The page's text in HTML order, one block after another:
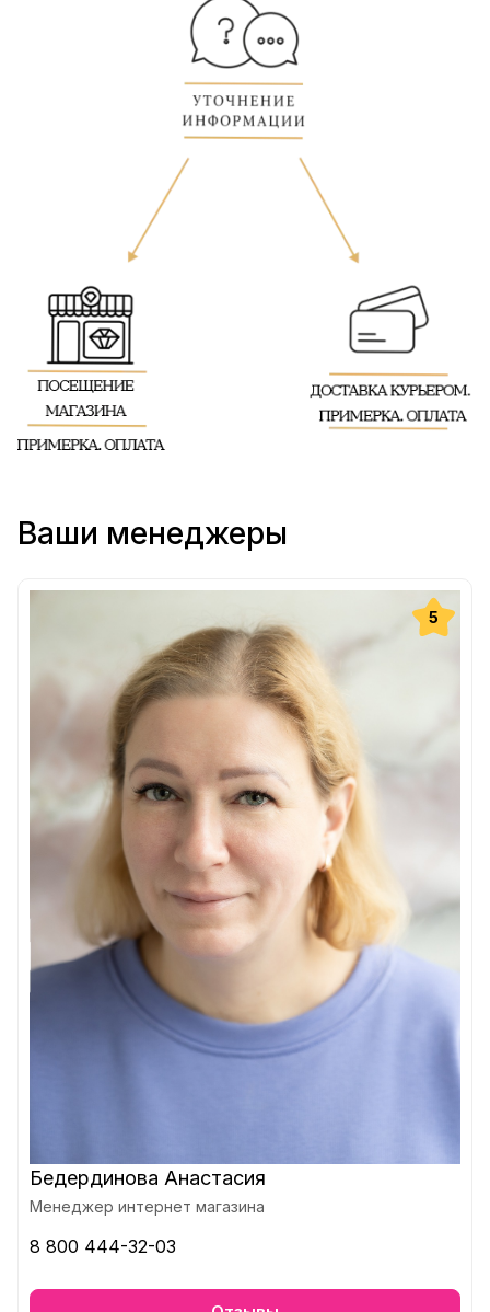
Ваши менеджеры
5
Бедердинова Анастасия
Менеджер интернет магазина
8 800 444-32-03